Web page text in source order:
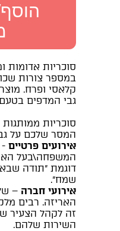
סוכריות אדומות
במספר צורות
קלאסי ופרח.
גבי המדפים
סוכריות
המסר שלכם על
אירועים פרטיים -
המשפחה\בעל
דוגמת "תודה
שמח".
אירועי חברה –
האריזה. רבים
זה לקהל הצעיר
השירות שלהם.